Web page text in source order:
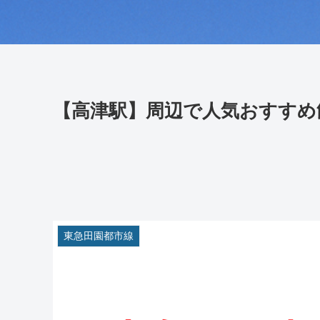
【高津駅】周辺で人気おすす
東急田園都市線